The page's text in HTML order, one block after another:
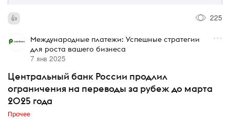
225
Международные платежи: Успешные стратегии
для роста вашего бизнеса
7 янв 2025
Центральный банк России продлил
ограничения на переводы за рубеж до марта
2025 года
Прочее